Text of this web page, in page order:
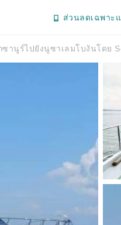
ส่วนลดเฉพาะ
ซานูร์ไปยังนูซาเลมโบงันโดย